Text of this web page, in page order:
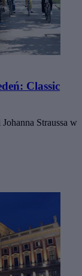
Classic
Straussa w